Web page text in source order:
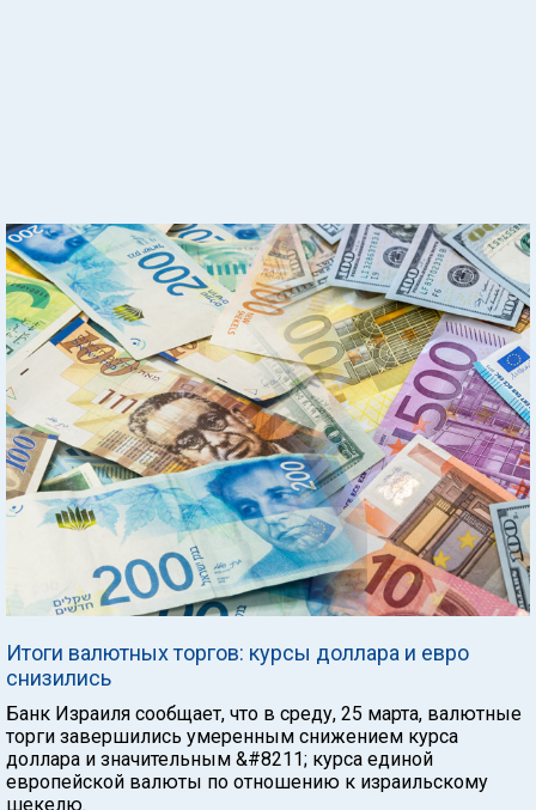
Итоги валютных торгов: курсы доллара и евро
снизились
Банк Израиля сообщает, что в среду, 25 марта, валютные
торги завершились умеренным снижением курса
доллара и значительным &#8211; курса единой
европейской валюты по отношению к израильскому
шекелю.